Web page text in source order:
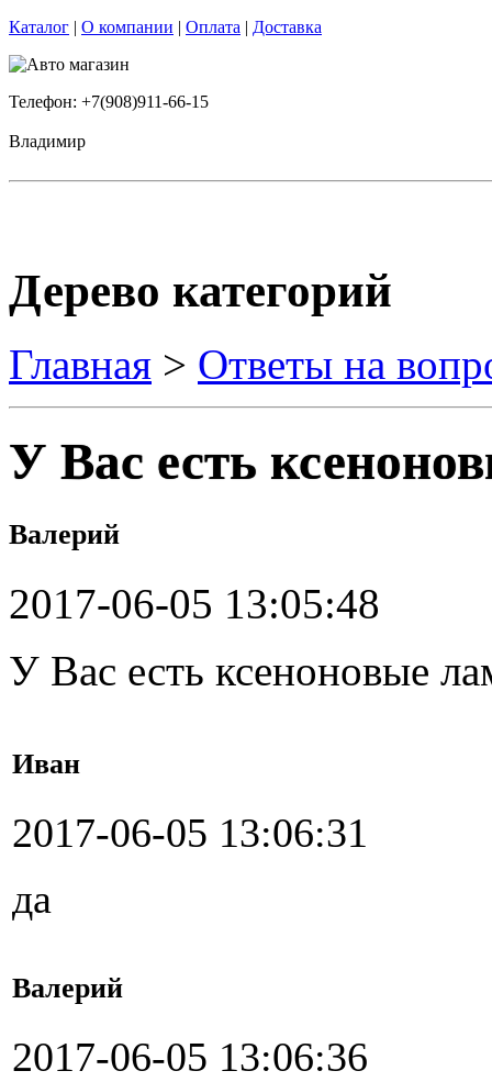
Каталог | О компании | Оплата | Доставка
Телефон: +7(908)911-66-15
Владимир
Дерево категорий
Главная > Ответы на
У Вас есть
Валерий
2017-06-05 13:05:48
У Вас есть ксеноновые
Иван
2017-06-05 13:06:31
да
Валерий
2017-06-05 13:06:36